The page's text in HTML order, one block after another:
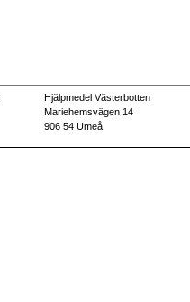
Hjälpmedel Västerbotten
Mariehemsvägen 14
906 54 Umeå